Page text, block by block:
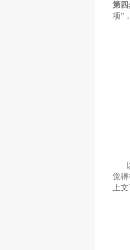
第四
项”
以
觉得
上